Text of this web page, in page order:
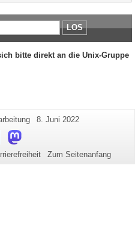
LOS
bitte direkt an die Unix-Gruppe
Zusätzliche
Informationen
zu
dieser
Letzte
8. Juni 2022
Mastodon
Zum Seitenanfang